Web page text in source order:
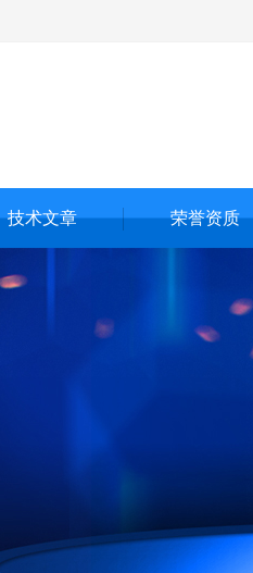
技术文章 荣誉资质